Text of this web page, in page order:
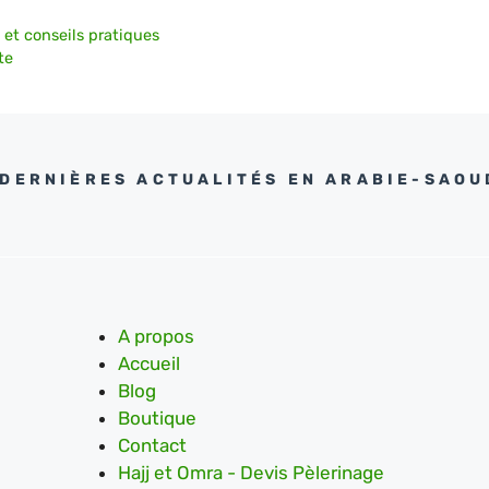
conseils pratiques
ACTUALITÉS EN ARABIE-
A propos
Accueil
Blog
Boutique
Contact
Hajj et Omra - Devis Pèlerinage